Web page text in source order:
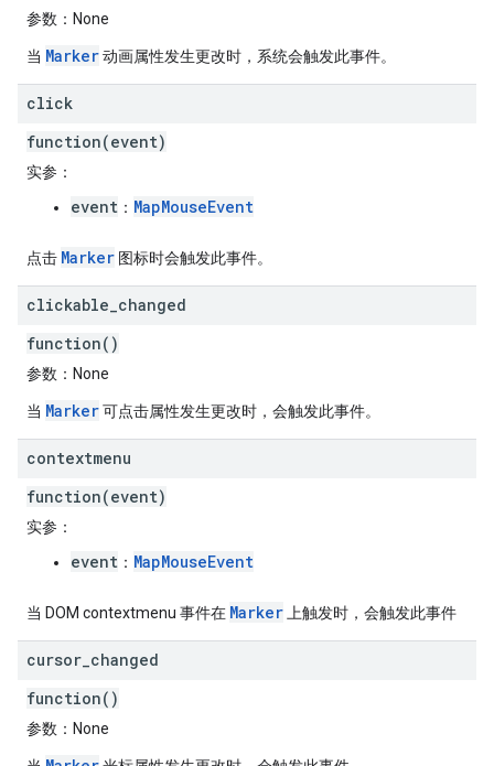
参数 ：None
当 Marker动画属性发生更改时，系统会触发此事件。
click
function(event)
实参 ：
event ： MapMouseEvent
点击 Marker 图标时会触发此事件。
clickable changed
function()
参数 ：None
当 Marker可点击属性发生更改时，会触发此事件。
contextmenu
function(event)
实参 ：
event ： MapMouseEvent
当 DOM contextmenu 事件在 Marker 上触发时，会触发此事件
cursor changed
function()
参数 ：None